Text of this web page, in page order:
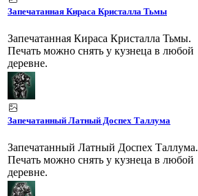
Запечатанная Кираса Кристалла Тьмы
Запечатанная Кираса Кристалла Тьмы.
Печать можно снять у кузнеца в любой
деревне.
Запечатанный Латный Доспех Таллума
Запечатанный Латный Доспех Таллума.
Печать можно снять у кузнеца в любой
деревне.